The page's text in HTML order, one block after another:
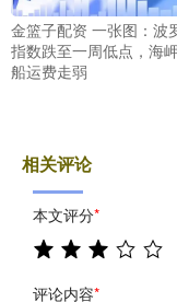
金篮子配资 一张图：波
指数跌至一周低点，海
船运费走弱
相关评论
本文评分*
评论内容*